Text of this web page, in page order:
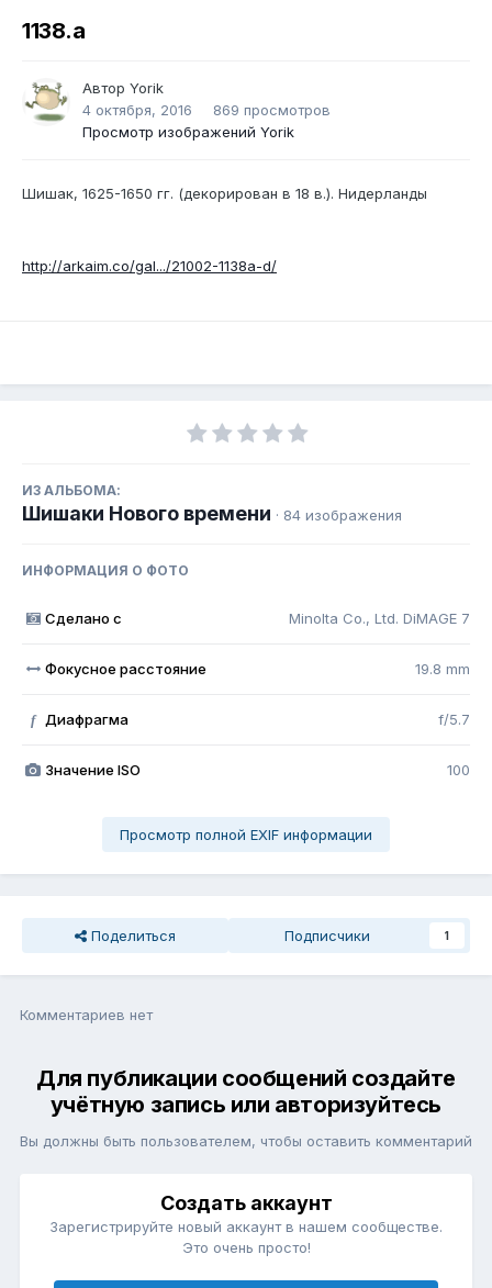
1138.a
Автор Yorik
4 октября, 2016
869 просмотров
Просмотр изображений Yorik
Шишак, 1625-1650 гг. (декорирован в 18 в.). Нидерланды
http://arkaim.co/gal.../21002-1138a-d/
ИЗ АЛЬБОМА:
Шишаки Нового времени · 84 изображения
ИНФОРМАЦИЯ О ФОТО
Сделано с Minolta Co., Ltd. DiMAGE 7
Фокусное расстояние 19.8 mm
f Диафрагма f/5.7
Значение ISO 100
Просмотр полной EXIF информации
Поделиться Подписчики 1
Комментариев нет
Для публикации сообщений создайте
учётную запись или авторизуйтесь
Вы должны быть пользователем, чтобы оставить комментарий
Создать аккаунт
Зарегистрируйте новый аккаунт в нашем сообществе.
Это очень просто!